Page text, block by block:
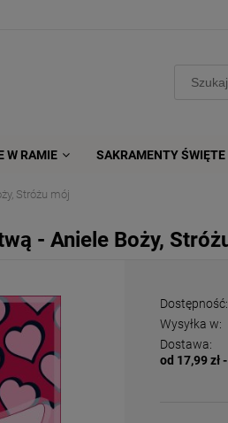
W RAMIE SAKRAMENTY ŚWIĘTE
Stróżu mój
- Aniele Boży,
Dostępność:
Wysyłka w:
Dostawa:
od 17,99 zł